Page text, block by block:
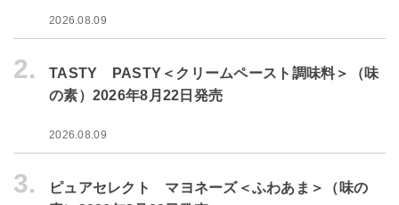
2026.08.09
2.
TASTY PASTY＜クリームペースト調味料＞（味
の素）2026年8月22日発売
2026.08.09
3.
ピュアセレクト マヨネーズ＜ふわあま＞（味の